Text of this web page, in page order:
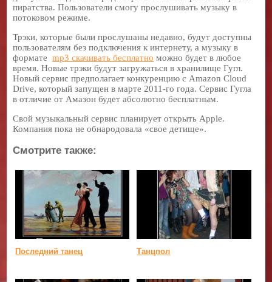
пиратства. Пользователи смогу прослушивать музыку в
потоковом режиме.
Трэки, которые были прослушаны недавно, будут доступны
пользователям без подключения к интернету, а музыку в
формате mp3 скачивать бесплатно можно будет в любое
время. Новые трэки будут загружаться в хранилище Гугл.
Новый сервис предполагает конкуренцию с Amazon Cloud
Drive, который запущен в марте 2011-го года. Сервис Гугла
в отличие от Амазон будет абсолютно бесплатным.
Свой музыкальный сервис планирует открыть Apple.
Компания пока не обнародовала «свое детище».
Смотрите также:
Последний танец Танцпол